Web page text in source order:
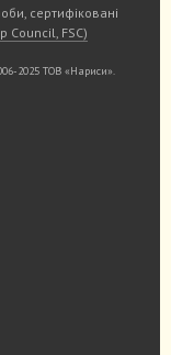
сертифіковані
Council, FSC)
2025 ТОВ «Нариси».